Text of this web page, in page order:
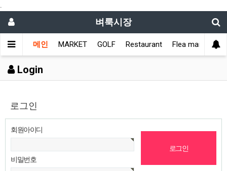
.
벼룩시장
메인 MARKET GOLF Restaurant Flea market
Login
로그인
회원아이디
비밀번호